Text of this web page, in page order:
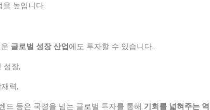
높입니다.
글로벌 성장 산업 에도 투자할 수 있습니다.
성장,
력,
드 등은 국경을 넘는 글로벌 투자를 통해 기회를 넓혀주는